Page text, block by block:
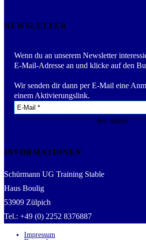
NEWSLETTER
Wenn du an unserem Newsletter
E-Mail-Adresse an und klicke auf den
Wir senden dir dann per E-Mail eine
einem Aktivierungslink.
INFORMATIONEN
Schürmann UG Training Stable
Haus Boulig
53909 Zülpich
Tel.: +49 (0) 2252 8376887
Impressum